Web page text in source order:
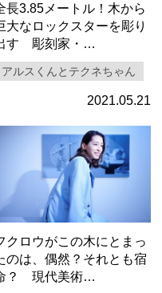
長3.85メートル！木から
大なロックスターを彫り
す 彫刻家・…
アルスくんとテクネちゃん
2021.05.21
クロウがこの木にとまっ
のは、偶然？それとも宿
？ 現代美術…